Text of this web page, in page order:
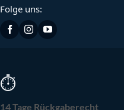
Folge uns:
⏱
14 Tage Rückgaberecht